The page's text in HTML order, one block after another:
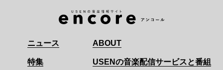
ニュース
特集
ABOUT
USENの音楽配信サービスと番組